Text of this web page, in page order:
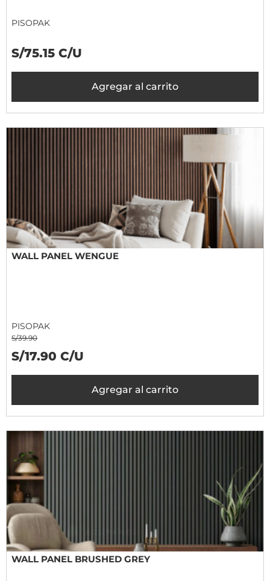
PISOPAK
S/75.15 C/U
Agregar al carrito
WALL PANEL WENGUE
PISOPAK
S/39.90
S/17.90 C/U
Agregar al carrito
WALL PANEL BRUSHED GREY